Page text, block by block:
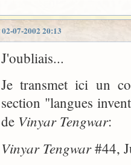
02-07-2002 20:13
J'oubliais...
Je transmet ici un
section "langues
de Vinyar Tengwar:
Vinyar Tengwar#44,